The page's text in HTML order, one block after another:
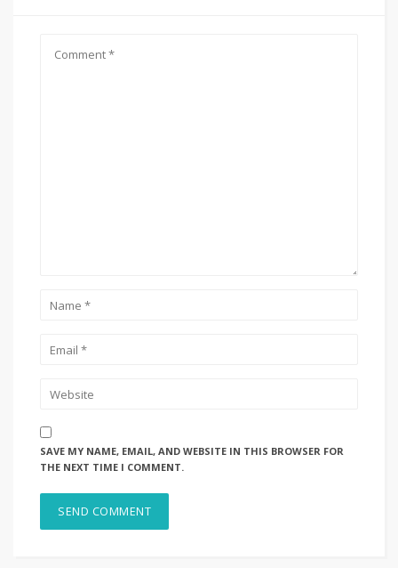
SAVE MY NAME, EMAIL, AND WEBSITE IN THIS BROWSER FOR
THE NEXT TIME I COMMENT.